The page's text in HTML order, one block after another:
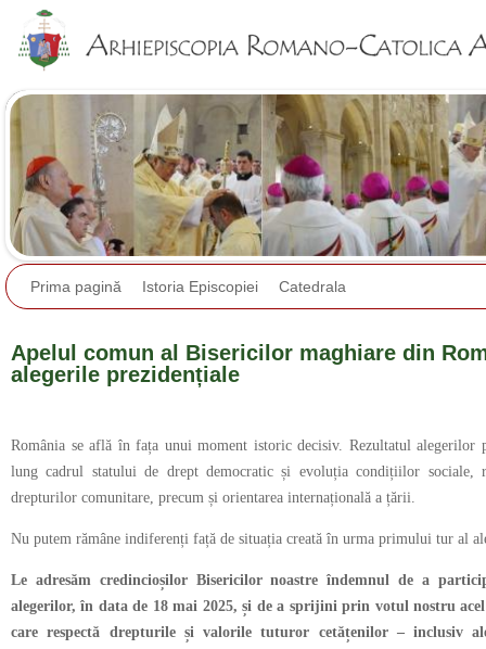
Prima pagină Istoria Episcopiei Catedrala
Apelul comun al Bisericilor maghiare din
alegerile prezidențiale
România se află în fața unui moment istoric decisiv. Rezultatul alegerilor
lung cadrul statului de drept democratic și evoluția condițiilor sociale,
drepturilor comunitare, precum și orientarea internațională a țării.
Nu putem rămâne indiferenți față de situația creată în urma primului tur al
Le adresăm credincioșilor Bisericilor noastre îndemnul de a
alegerilor, în data de 18 mai 2025, și de a sprijini prin votul nostru
care respectă drepturile și valorile tuturor cetățenilor – inclusiv